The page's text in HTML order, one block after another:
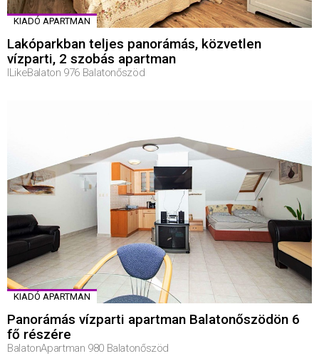
KIADÓ APARTMAN
Lakóparkban teljes panorámás, közvetlen
vízparti, 2 szobás apartman
ILikeBalaton 976 Balatonőszöd
KIADÓ APARTMAN
Panorámás vízparti apartman Balatonőszödön 6
fő részére
BalatonApartman 980 Balatonőszöd